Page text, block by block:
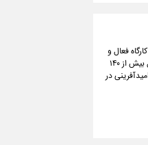
امور عمرانی استاندار، در بازدیدی ۱۵ ساعته از کریدور شمال-جنوب، از نزدیک روند پیشرفت ۱۹ کارگاه فعال و
بیش از ۱۲۵۰ دستگاه ماشین‌آلات سنگین راهسازی را بررسی کرد. این پروژه‌ها که پیش‌بینی می‌شود تا پایان سال بیش از ۱۴۰
در